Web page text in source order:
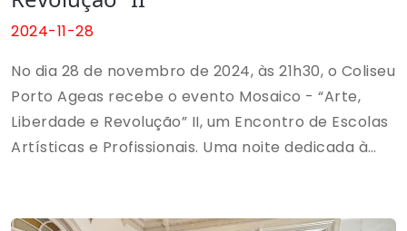
2024-11-28
No dia 28 de novembro de 2024, às 21h30, o Coliseu
Porto Ageas recebe o evento Mosaico - “Arte,
Liberdade e Revolução” II, um Encontro de Escolas
Artísticas e Profissionais. Uma noite dedicada à